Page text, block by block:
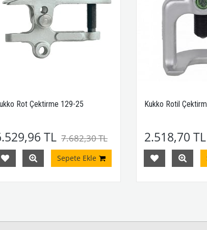
Rot Çektirme 129-25
TL 7.682,30 TL
Sepete Ekle
Kukko Rotil
2.518,70 TL